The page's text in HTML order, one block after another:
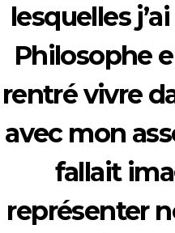
lesquelles
Philosophe
rentré vivre
avec mon
fallait
représenter